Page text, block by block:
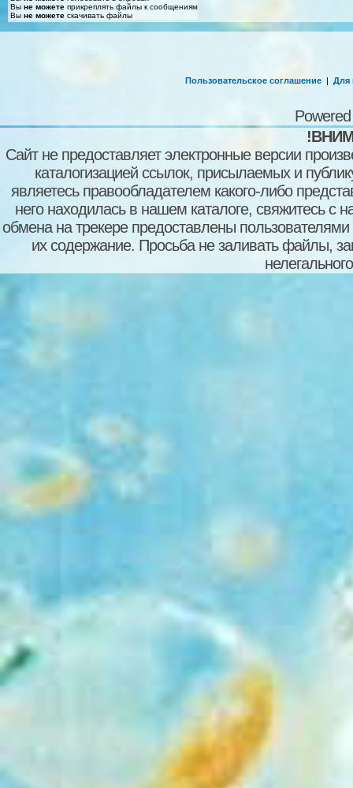
Вы не можете прикреплять файлы к сообщениям
Вы не можете скачивать файлы
Пользовательское соглашение | Для
Сайт не предоставляет электронные версии
каталогизацией ссылок, присылаемых и
являетесь правообладателем какого-либо
него находилась в нашем каталоге, свяжитесь
обмена на трекере предоставлены пользователями
их содержание. Просьба не заливать файлы,